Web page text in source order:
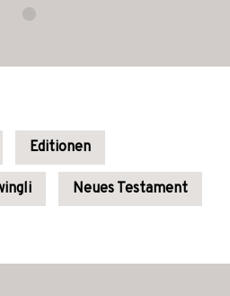
Editionen
Neues Testament